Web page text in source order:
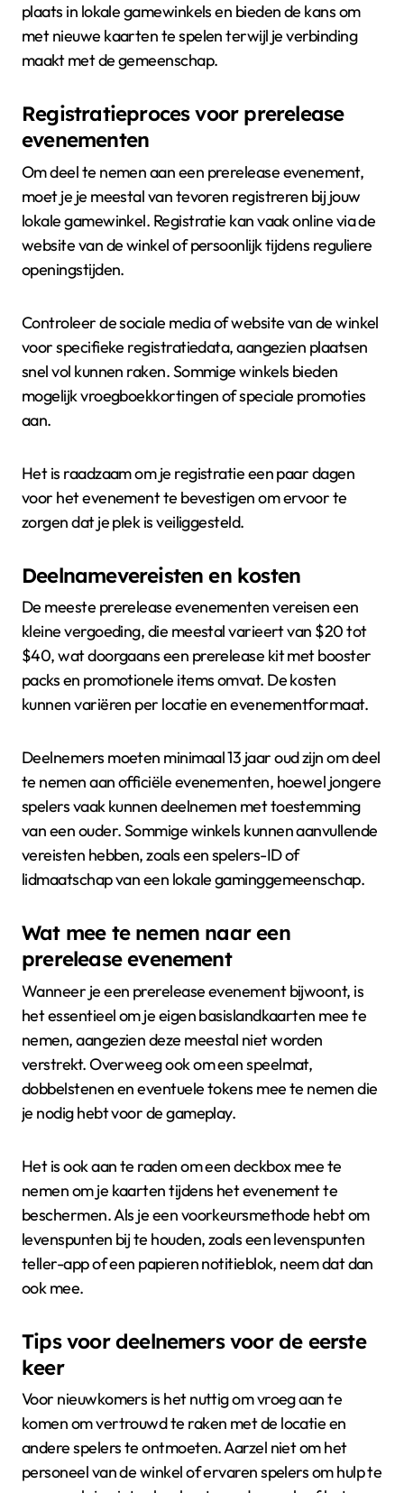
plaats in lokale gamewinkels en bieden de kans om
met nieuwe kaarten te spelen terwijl je verbinding
maakt met de gemeenschap.
Registratieproces voor prerelease
evenementen
Om deel te nemen aan een prerelease evenement,
moet je je meestal van tevoren registreren bij jouw
lokale gamewinkel. Registratie kan vaak online via de
website van de winkel of persoonlijk tijdens reguliere
openingstijden.
Controleer de sociale media of website van de winkel
voor specifieke registratiedata, aangezien plaatsen
snel vol kunnen raken. Sommige winkels bieden
mogelijk vroegboekkortingen of speciale promoties
aan.
Het is raadzaam om je registratie een paar dagen
voor het evenement te bevestigen om ervoor te
zorgen dat je plek is veiliggesteld.
Deelnamevereisten en kosten
De meeste prerelease evenementen vereisen een
kleine vergoeding, die meestal varieert van $20 tot
$40, wat doorgaans een prerelease kit met booster
packs en promotionele items omvat. De kosten
kunnen variëren per locatie en evenementformaat.
Deelnemers moeten minimaal 13 jaar oud zijn om deel
te nemen aan officiële evenementen, hoewel jongere
spelers vaak kunnen deelnemen met toestemming
van een ouder. Sommige winkels kunnen aanvullende
vereisten hebben, zoals een spelers-ID of
lidmaatschap van een lokale gaminggemeenschap.
Wat mee te nemen naar een
prerelease evenement
Wanneer je een prerelease evenement bijwoont, is
het essentieel om je eigen basislandkaarten mee te
nemen, aangezien deze meestal niet worden
verstrekt. Overweeg ook om een speelmat,
dobbelstenen en eventuele tokens mee te nemen die
je nodig hebt voor de gameplay.
Het is ook aan te raden om een deckbox mee te
nemen om je kaarten tijdens het evenement te
beschermen. Als je een voorkeursmethode hebt om
levenspunten bij te houden, zoals een levenspunten
teller-app of een papieren notitieblok, neem dat dan
ook mee.
Tips voor deelnemers voor de eerste
keer
Voor nieuwkomers is het nuttig om vroeg aan te
komen om vertrouwd te raken met de locatie en
andere spelers te ontmoeten. Aarzel niet om het
personeel van de winkel of ervaren spelers om hulp te